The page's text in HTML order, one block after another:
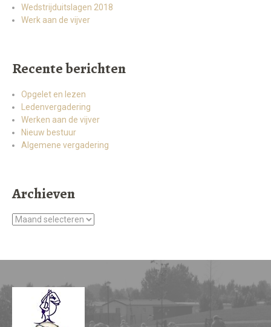
Wedstrijduitslagen 2018
Werk aan de vijver
Recente berichten
Opgelet en lezen
Ledenvergadering
Werken aan de vijver
Nieuw bestuur
Algemene vergadering
Archieven
Archieven